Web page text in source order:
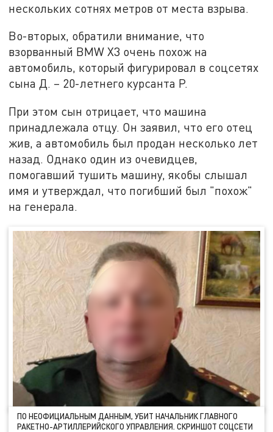
нескольких сотнях метров от места взрыва.
Во-вторых, обратили внимание, что
взорванный BMW X3 очень похож на
автомобиль, который фигурировал в соцсетях
сына Д. – 20-летнего курсанта Р.
При этом сын отрицает, что машина
принадлежала отцу. Он заявил, что его отец
жив, а автомобиль был продан несколько лет
назад. Однако один из очевидцев,
помогавший тушить машину, якобы слышал
имя и утверждал, что погибший был "похож"
на генерала.
ПО НЕОФИЦИАЛЬНЫМ ДАННЫМ, УБИТ НАЧАЛЬНИК ГЛАВНОГО
РАКЕТНО-АРТИЛЛЕРИЙСКОГО УПРАВЛЕНИЯ. СКРИНШОТ СОЦСЕТИ